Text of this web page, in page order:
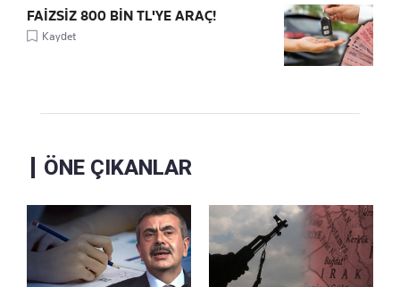
FAİZSİZ 800 BİN TL'YE ARAÇ!
Kaydet
ÖNE ÇIKANLAR